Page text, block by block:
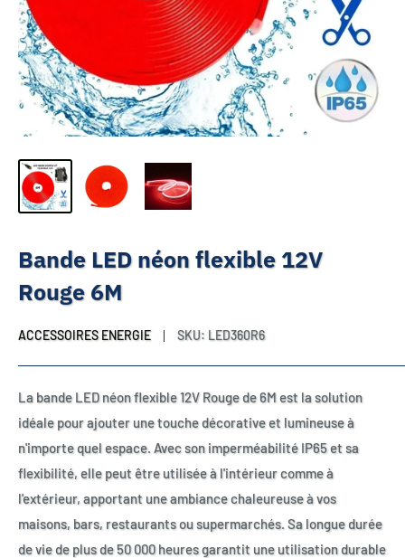
Bande LED néon flexible 12V
Rouge 6M
ACCESSOIRES ENERGIE SKU: LED360R6
La bande LED néon flexible 12V Rouge de 6M est la solution
idéale pour ajouter une touche décorative et lumineuse à
n'importe quel espace. Avec son imperméabilité IP65 et sa
flexibilité, elle peut être utilisée à l'intérieur comme à
l'extérieur, apportant une ambiance chaleureuse à vos
maisons, bars, restaurants ou supermarchés. Sa longue durée
de vie de plus de 50 000 heures garantit une utilisation durable